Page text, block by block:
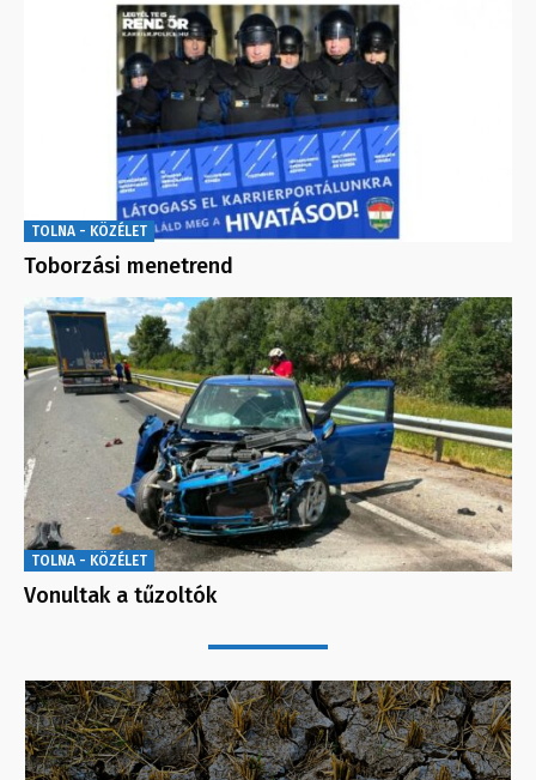
TOLNA - KÖZÉLET
Toborzási menetrend
TOLNA - KÖZÉLET
Vonultak a tűzoltók